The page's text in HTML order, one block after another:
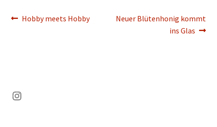
Beitragsnavigation
Vorheriger
Hobby meets Hobby
Nächster
Neuer Blütenhonig kommt
ins Glas
Instagram